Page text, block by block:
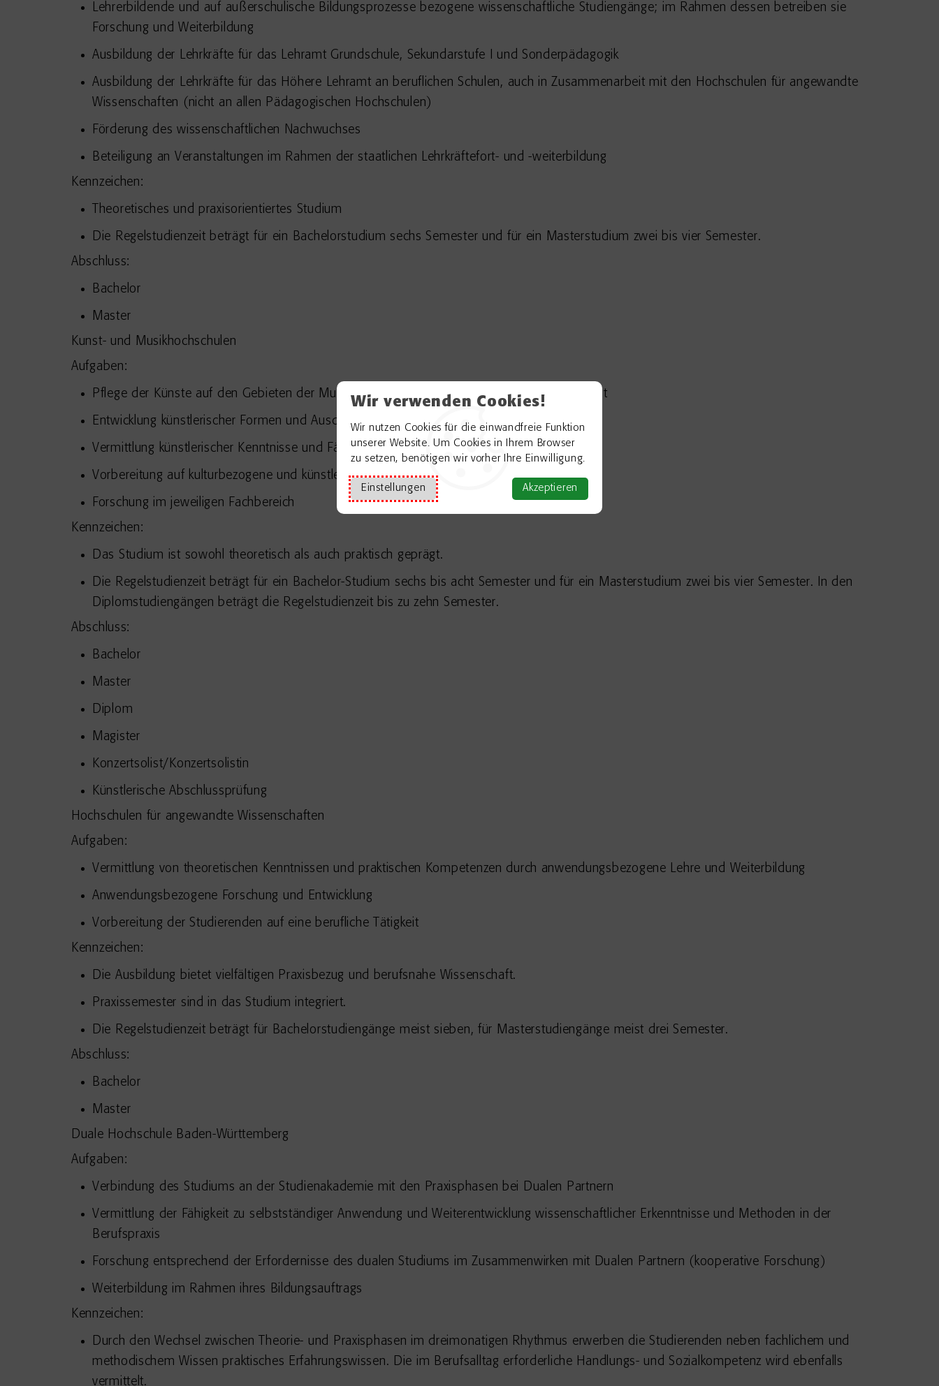
Wir verwenden Cookies!
Wir nutzen Cookies für die einwandfreie Funktion
unserer Website. Um Cookies in Ihrem Browser
zu setzen, benötigen wir vorher Ihre Einwilligung.
Einstellungen Akzeptieren
Lehrerbildende und auf außerschulische Bildungsprozesse bezogene wissenschaftliche Studiengänge; im Rahmen dessen betreiben sie
Forschung und Weiterbildung
Ausbildung der Lehrkräfte für das Lehramt Grundschule, Sekundarstufe I und Sonderpädagogik
Ausbildung der Lehrkräfte für das Höhere Lehramt an beruflichen Schulen, auch in Zusammenarbeit mit den Hochschulen für angewandte
Wissenschaften (nicht an allen Pädagogischen Hochschulen)
Förderung des wissenschaftlichen Nachwuchses
Beteiligung an Veranstaltungen im Rahmen der staatlichen Lehrkräftefort- und -weiterbildung
Kennzeichen:
Theoretisches und praxisorientiertes Studium
Die Regelstudienzeit beträgt für ein Bachelorstudium sechs Semester und für ein Masterstudium zwei bis vier Semester.
Abschluss:
Bachelor
Master
Kunst- und Musikhochschulen
Aufgaben:
Pflege der Künste auf den Gebieten der Musik sowie der darstellenden und bildenden Kunst
Entwicklung künstlerischer Formen und Ausdrucksmittel
Vermittlung künstlerischer Kenntnisse und Fähigkeiten
Vorbereitung auf kulturbezogene und künstlerische sowie kunstpädagogische Berufe
Forschung im jeweiligen Fachbereich
Kennzeichen:
Das Studium ist sowohl theoretisch als auch praktisch geprägt.
Die Regelstudienzeit beträgt für ein Bachelor-Studium sechs bis acht Semester und für ein Masterstudium zwei bis vier Semester. In den
Diplomstudiengängen beträgt die Regelstudienzeit bis zu zehn Semester.
Abschluss:
Bachelor
Master
Diplom
Magister
Konzertsolist/Konzertsolistin
Künstlerische Abschlussprüfung
Hochschulen für angewandte Wissenschaften
Aufgaben:
Vermittlung von theoretischen Kenntnissen und praktischen Kompetenzen durch anwendungsbezogene Lehre und Weiterbildung
Anwendungsbezogene Forschung und Entwicklung
Vorbereitung der Studierenden auf eine berufliche Tätigkeit
Kennzeichen:
Die Ausbildung bietet vielfältigen Praxisbezug und berufsnahe Wissenschaft.
Praxissemester sind in das Studium integriert.
Die Regelstudienzeit beträgt für Bachelorstudiengänge meist sieben, für Masterstudiengänge meist drei Semester.
Abschluss:
Bachelor
Master
Duale Hochschule Baden-Württemberg
Aufgaben:
Verbindung des Studiums an der Studienakademie mit den Praxisphasen bei Dualen Partnern
Vermittlung der Fähigkeit zu selbstständiger Anwendung und Weiterentwicklung wissenschaftlicher Erkenntnisse und Methoden in der
Berufspraxis
Forschung entsprechend der Erfordernisse des dualen Studiums im Zusammenwirken mit Dualen Partnern (kooperative Forschung)
Weiterbildung im Rahmen ihres Bildungsauftrags
Kennzeichen:
Durch den Wechsel zwischen Theorie- und Praxisphasen im dreimonatigen Rhythmus erwerben die Studierenden neben fachlichem und
methodischem Wissen praktisches Erfahrungswissen. Die im Berufsalltag erforderliche Handlungs- und Sozialkompetenz wird ebenfalls
vermittelt.